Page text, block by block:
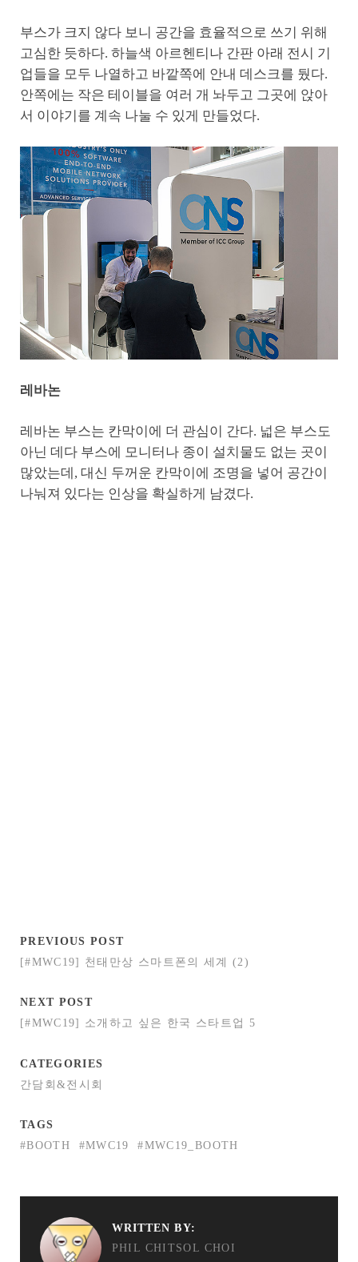
부스가 크지 않다 보니 공간을 효율적으로 쓰기 위해
고심한 듯하다. 하늘색 아르헨티나 간판 아래 전시 기
업들을 모두 나열하고 바깥쪽에 안내 데스크를 뒀다.
안쪽에는 작은 테이블을 여러 개 놔두고 그곳에 앉아
서 이야기를 계속 나눌 수 있게 만들었다.
레바논
레바논 부스는 칸막이에 더 관심이 간다. 넓은 부스도
아닌 데다 부스에 모니터나 종이 설치물도 없는 곳이
많았는데, 대신 두꺼운 칸막이에 조명을 넣어 공간이
나눠져 있다는 인상을 확실하게 남겼다.
PREVIOUS POST
[#MWC19] 천태만상 스마트폰의 세계 (2)
NEXT POST
[#MWC19] 소개하고 싶은 한국 스타트업 5
CATEGORIES
간담회&전시회
TAGS
#BOOTH
#MWC19 #MWC19_BOOTH
WRITTEN BY:
PHIL CHITSOL CHOI